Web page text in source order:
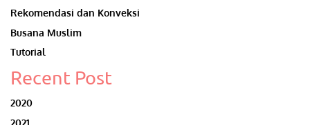
Rekomendasi dan Konveksi
Busana Muslim
Tutorial
Recent Post
2020
2021